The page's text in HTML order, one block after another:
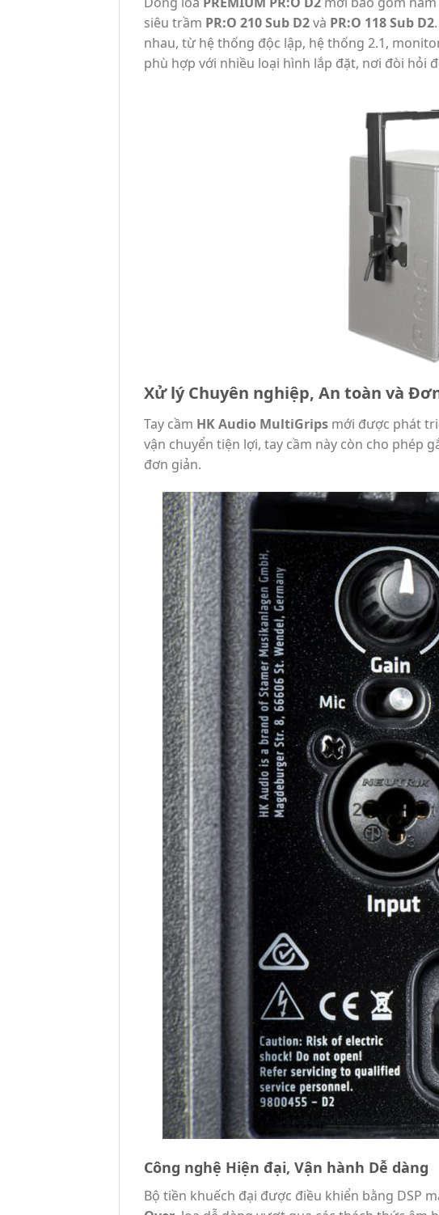
siêu trầm PR:O 210 Sub D2và PR:O 118 Sub D2
nhau, từ hệ thống độc lập, hệ thống 2.1,
phù hợp với nhiều loại hình lắp đặt, nơi đòi hỏi
Xử lý Chuyên nghiệp, An toàn và
Tay cầm HK Audio MultiGrips mới được phát
vận chuyển tiện lợi, tay cầm này còn cho phép
đơn giản.
Công nghệ Hiện đại, Vận hành Dễ dàng
Bộ tiền khuếch đại được điều khiển bằng DSP